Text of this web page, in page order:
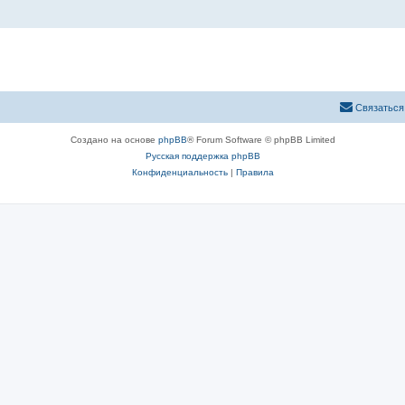
Создано на основе phpBB® Forum Software © phpBB Limited
Русская поддержка phpBB
Конфиденциальность| Правила